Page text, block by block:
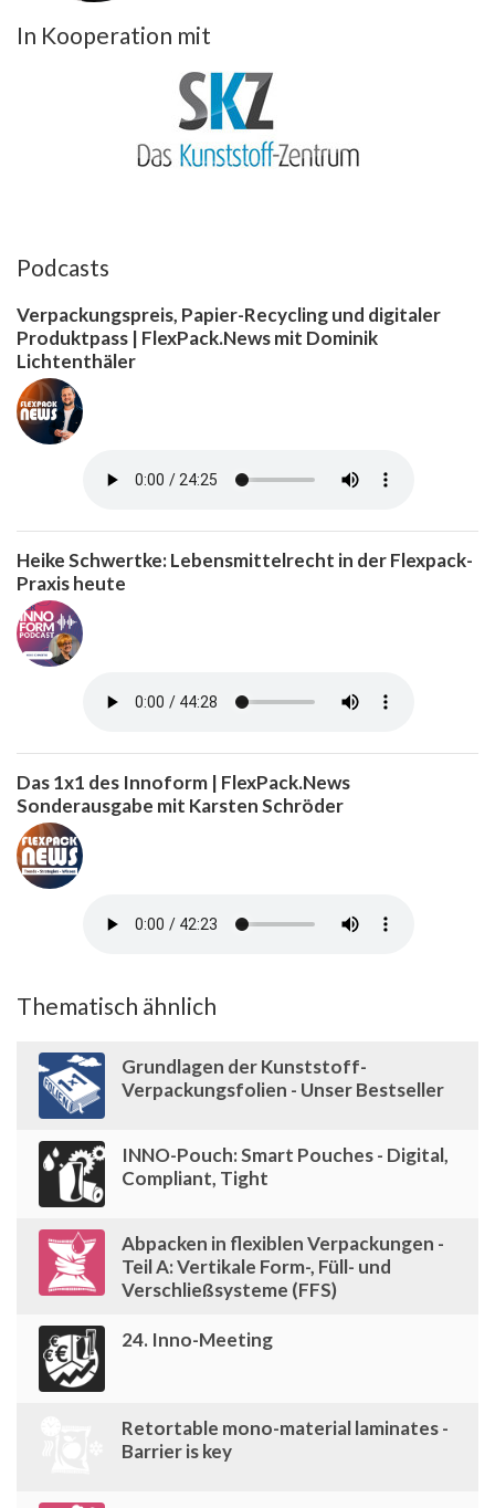
In Kooperation mit
Podcasts
Verpackungspreis, Papier-Recycling und digitaler
Produktpass | FlexPack.News mit Dominik
Lichtenthäler
Heike Schwertke: Lebensmittelrecht in der Flexpack-
Praxis heute
Das 1x1 des Innoform | FlexPack.News
Sonderausgabe mit Karsten Schröder
Thematisch ähnlich
Grundlagen der Kunststoff-
Verpackungsfolien - Unser Bestseller
INNO-Pouch: Smart Pouches - Digital,
Compliant, Tight
Abpacken in flexiblen Verpackungen -
Teil A: Vertikale Form-, Füll- und
Verschließsysteme (FFS)
24. Inno-Meeting
Retortable mono-material laminates -
Barrier is key